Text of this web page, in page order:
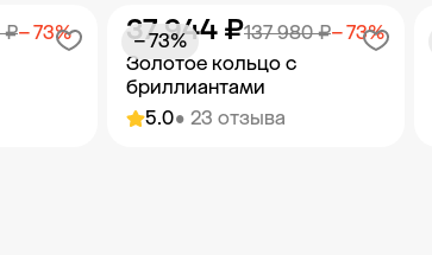
Добавить в корзину
₽− 73%
5.0• 23 отзыва
Золотое кольцо с
бриллиантами
137 980 ₽− 73%
37 944 ₽
− 73%